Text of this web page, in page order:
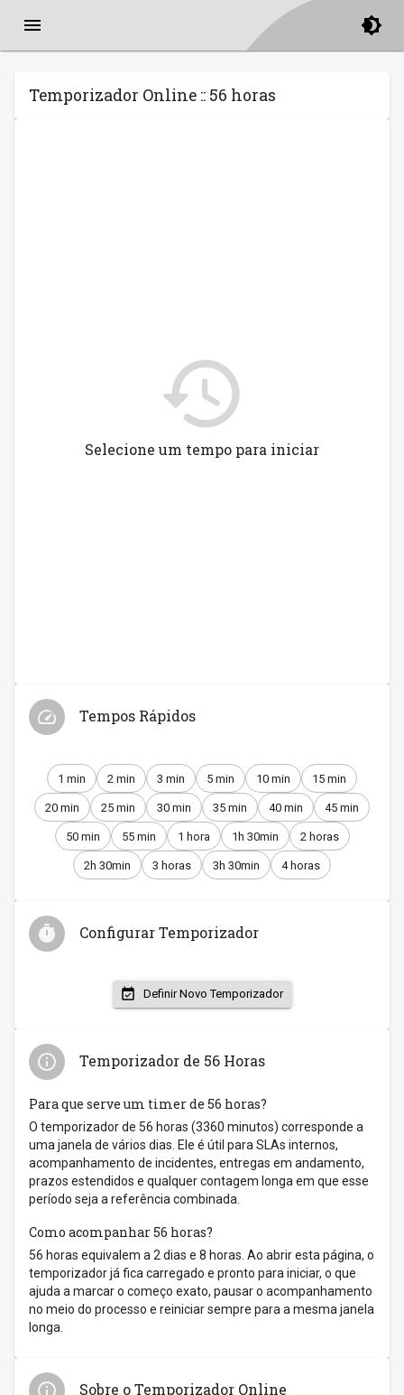
Temporizador Online :: 56 horas
Selecione um tempo para iniciar
Tempos Rápidos
1 min 2 min 3 min 5 min 10 min 15 min
20 min 25 min 30 min 35 min 40 min 45 min
50 min 55 min 1 hora 1h 30min 2 horas
2h 30min 3 horas 3h 30min 4 horas
Configurar Temporizador
Definir Novo Temporizador
Temporizador de 56 Horas
Para que serve um timer de 56 horas?
O temporizador de 56 horas (3360 minutos) corresponde a
uma janela de vários dias. Ele é útil para SLAs internos,
acompanhamento de incidentes, entregas em andamento,
prazos estendidos e qualquer contagem longa em que esse
período seja a referência combinada.
Como acompanhar 56 horas?
56 horas equivalem a 2 dias e 8 horas. Ao abrir esta página, o
temporizador já fica carregado e pronto para iniciar, o que
ajuda a marcar o começo exato, pausar o acompanhamento
no meio do processo e reiniciar sempre para a mesma janela
longa.
Sobre o Temporizador Online